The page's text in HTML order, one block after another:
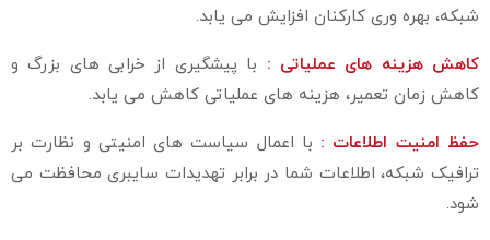
شبکه، بهره‌ وری کارکنان افزایش می‌ یابد.
کاهش هزینه‌ های عملیاتی : با پیشگیری از خرابی‌ های بزرگ و
کاهش زمان تعمیر، هزینه‌ های عملیاتی کاهش می‌ یابد.
حفظ امنیت اطلاعات : با اعمال سیاست‌ های امنیتی و نظارت بر
ترافیک شبکه، اطلاعات شما در برابر تهدیدات سایبری محافظت می‌
شود.